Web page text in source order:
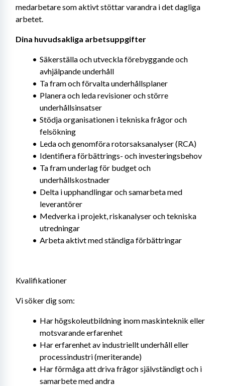
medarbetare som aktivt stöttar varandra i det dagliga
arbetet.
Dina huvudsakliga arbetsuppgifter
Säkerställa och utveckla förebyggande och
avhjälpande underhåll
Ta fram och förvalta underhållsplaner
Planera och leda revisioner och större
underhållsinsatser
Stödja organisationen i tekniska frågor och
felsökning
Leda och genomföra rotorsaksanalyser (RCA)
Identifiera förbättrings- och investeringsbehov
Ta fram underlag för budget och
underhållskostnader
Delta i upphandlingar och samarbeta med
leverantörer
Medverka i projekt, riskanalyser och tekniska
utredningar
Arbeta aktivt med ständiga förbättringar
Kvalifikationer
Vi söker dig som:
Har högskoleutbildning inom maskinteknik eller
motsvarande erfarenhet
Har erfarenhet av industriellt underhåll eller
processindustri (meriterande)
Har förmåga att driva frågor självständigt och i
samarbete med andra